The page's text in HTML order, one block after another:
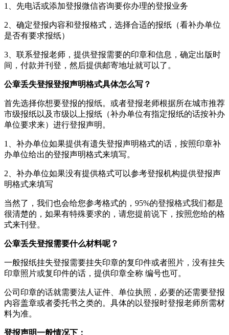
1、先电话或添加登报微信咨询要你办理的登报业务
2、确定登报内容和登报格式，选择合适的报纸（看补办单位
是否有要求报纸）
3、联系登报老师，提供登报需要的印章和信息，确定出版时
间，付款并刊登，然后提供邮寄地址就可以了。
公章丢失登报登报声明格式具体怎么写？
首先选择你想要登报的报纸。或者登报老师根据所在城市推荐
市级报纸以及市级以上报纸（补办单位有指定报纸的话按补办
单位要求来）进行登报声明。
1、补办单位如果提供有遗失登报声明格式的话，按照印章补
办单位给出的登报声明格式来填写。
2、补办单位如果没有提供格式可以参考登报机构提供登报声
明格式来填写
当然了，我们也会给您参考格式的，95%的登报格式我们都是
很清楚的，如果有特殊要求的，请您提前说下，按照您给的格
式来刊登。
公章丢失登报需要什么材料呢？
一般报纸挂失登报需要挂失印章的复印件或者照片，没有挂失
印章照片或复印件的话，提供印章全称 编号也可。
公司印章的话就需要法人证件、单位执照，必要的还需要登报
内容盖章或者委托书之类的。具体的以登报时登报老师所需材
料为准。
登报声明一般情况下：